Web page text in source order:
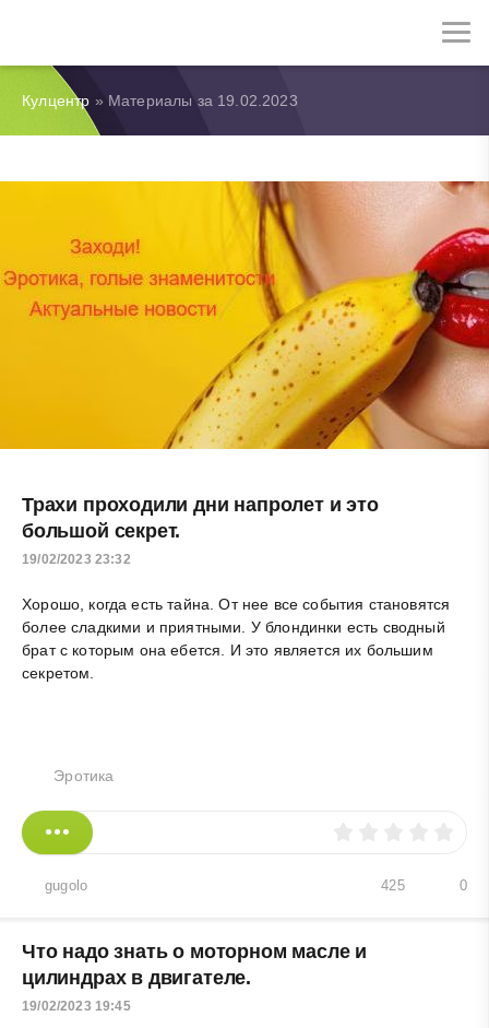
Кулцентр » Материалы за 19.02.2023
Трахи проходили дни напролет и это
большой секрет.
19/02/2023 23:32
Хорошо, когда есть тайна. От нее все события становятся
более сладкими и приятными. У блондинки есть сводный
брат с которым она ебется. И это является их большим
секретом.
Эротика
gugolo 0
425
Что надо знать о моторном масле и
цилиндрах в двигателе.
19/02/2023 19:45